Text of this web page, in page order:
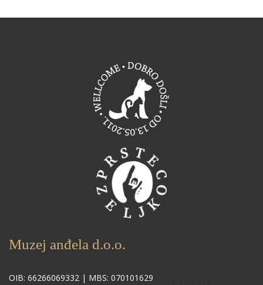
Muzej anđela d.o.o.
OIB: 66266069332 | MBS: 070101629